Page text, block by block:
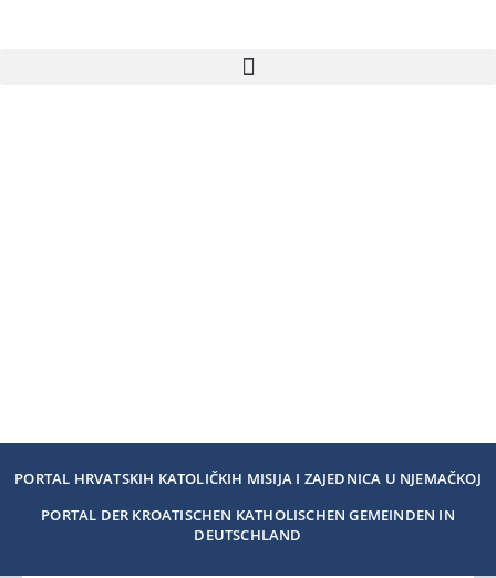
PORTAL HRVATSKIH KATOLIČKIH MISIJA I ZAJEDNICA U NJEMAČKOJ
PORTAL DER KROATISCHEN KATHOLISCHEN GEMEINDEN IN
DEUTSCHLAND